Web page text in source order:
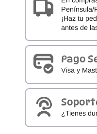
Península/
¡Haz tu
antes de
Pago
Visa y
¿Tienes